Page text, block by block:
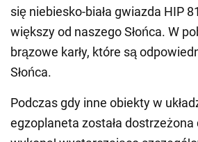
się niebiesko-biała gwiazda HIP
większy od naszego Słońca. W
brązowe karły, które są
Słońca.
Podczas gdy inne obiekty w
egzoplaneta została